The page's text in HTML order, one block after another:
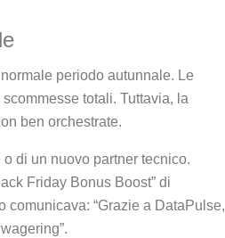
periodo autunnale. Le
totali. Tuttavia, la
ben orchestrate.
di un nuovo partner tecnico.
Friday Bonus Boost” di
comunicava: “Grazie a DataPulse,